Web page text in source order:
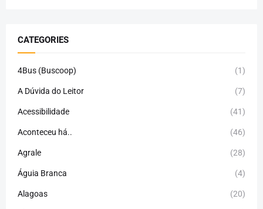
CATEGORIES
4Bus (Buscoop) (1)
A Dúvida do Leitor (7)
Acessibilidade (41)
Aconteceu há.. (46)
Agrale (28)
Águia Branca (4)
Alagoas (20)